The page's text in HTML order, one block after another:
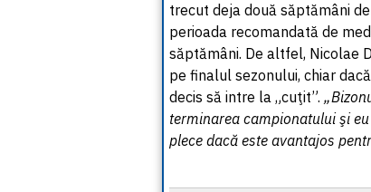
trecut deja două săptămâni
perioada recomandată de
săptămâni. De altfel, Nicolae
pe finalul sezonului, chiar
decis să intre la „cuţit”.
terminarea campionatului şi
plece dacă este avantajos